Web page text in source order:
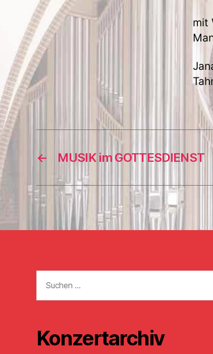
mit
← MUSIK im GOTTESDIENST
nach:
Konzertarchiv